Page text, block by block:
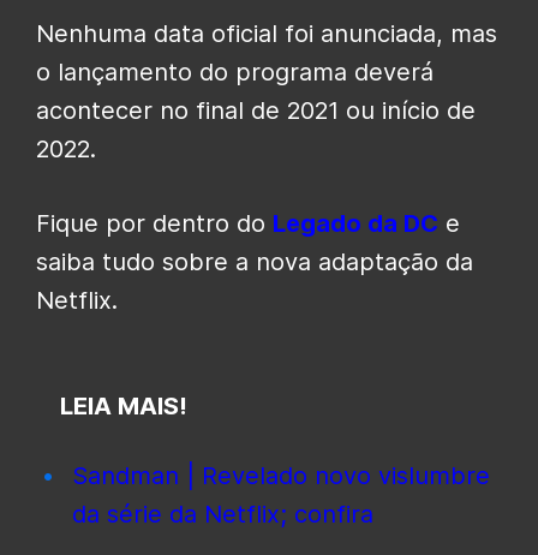
Nenhuma data oficial foi anunciada, mas
o lançamento do programa deverá
acontecer no final de 2021 ou início de
2022.
Fique por dentro do Legado da DC e
saiba tudo sobre a nova adaptação da
Netflix.
LEIA MAIS!
Sandman | Revelado novo vislumbre
da série da Netflix; confira